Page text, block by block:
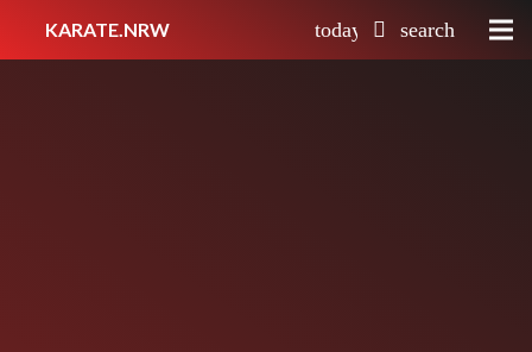
KARATE.NRW today search